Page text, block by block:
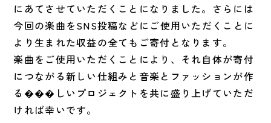
にあてさせていただくことになりました。さらには
今回の楽曲をSNS投稿などにご使用いただくことに
より生まれた収益の全てもご寄付となります。
楽曲をご使用いただくことにより、それ自体が寄付
につながる新しい仕組みと音楽とファッションが作
る���しいプロジェクトを共に盛り上げていただ
ければ幸いです。